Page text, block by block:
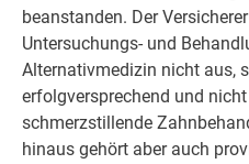
beanstanden. Der
Untersuchungs- und
Alternativmedizin nicht aus,
erfolgversprechend und
schmerzstillende
hinaus gehört aber auch